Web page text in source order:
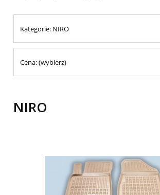
Kategorie: NIRO
Cena: (wybierz)
NIRO